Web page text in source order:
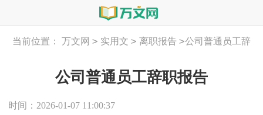
当前位置： 万文网 > 实用文 > 离职报告 >公司普通员工辞
公司普通员工辞职报告
时间：2026-01-07 11:00:37